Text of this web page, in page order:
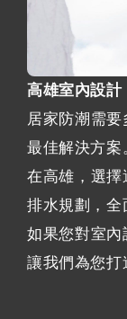
高雄室內設
居家防潮需
最佳解決方案
在高雄，選擇
排水規劃，全
如果您對室內
讓我們為您打